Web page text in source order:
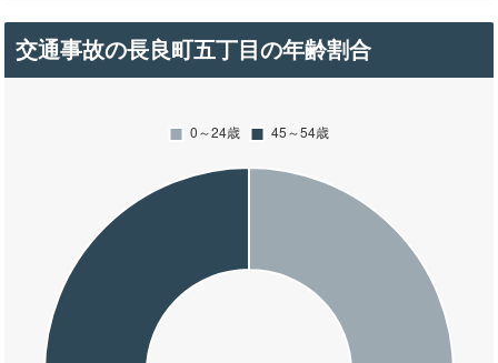
交通事故の長良町五丁目の年齢割合